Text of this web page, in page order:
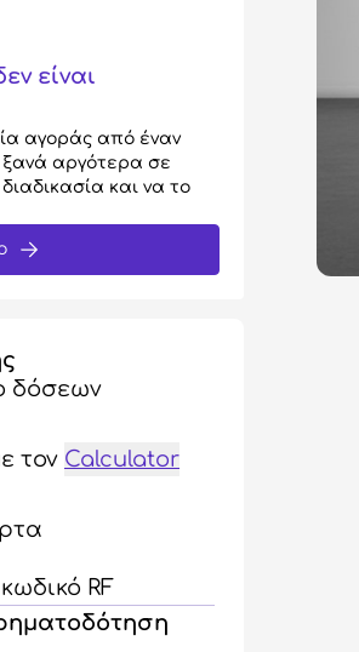
είναι
αγοράς από έναν
ξανά αργότερα σε
και να το
δόσεων
τον Calculator
RF